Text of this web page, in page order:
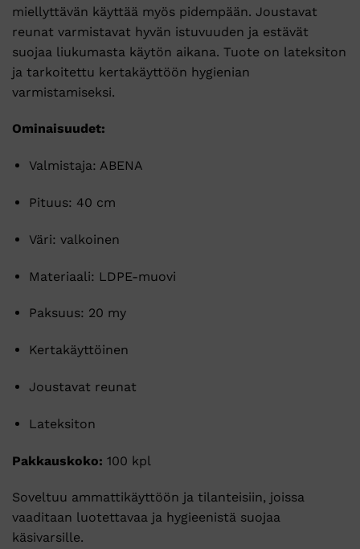
miellyttävän käyttää myös pidempään. Joustavat
reunat varmistavat hyvän istuvuuden ja estävät
suojaa liukumasta käytön aikana. Tuote on lateksiton
ja tarkoitettu kertakäyttöön hygienian
varmistamiseksi.
Ominaisuudet:
Valmistaja: ABENA
Pituus: 40 cm
Väri: valkoinen
Materiaali: LDPE-muovi
Paksuus: 20 my
Kertakäyttöinen
Joustavat reunat
Lateksiton
Pakkauskoko: 100 kpl
Soveltuu ammattikäyttöön ja tilanteisiin, joissa
vaaditaan luotettavaa ja hygieenistä suojaa
käsivarsille.